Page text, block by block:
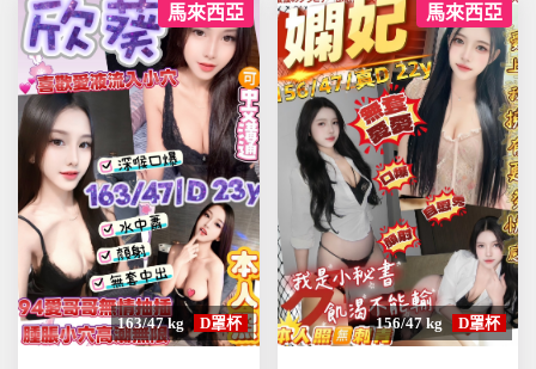
馬來西亞
163/47 kg D罩杯
馬來西亞
156/47 kg D罩杯